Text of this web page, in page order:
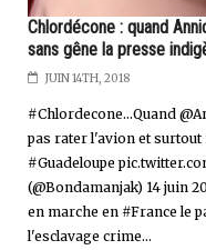
Chlordécone : quand
sans gêne la presse
JUIN 14TH, 2018
#Chlordecone...Quand
pas rater l'avion et
#Guadeloupe
(@Bondamanjak) 14 juin
en marche en #France le
l'esclavage crime...